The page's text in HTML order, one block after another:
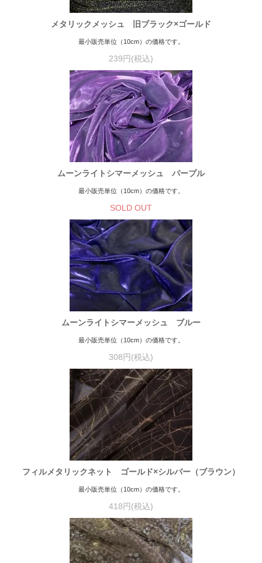
メタリックメッシュ 旧ブラック×ゴールド
最小販売単位（10cm）の価格です。
239円(税込)
ムーンライトシマーメッシュ パープル
最小販売単位（10cm）の価格です。
SOLD OUT
ムーンライトシマーメッシュ ブルー
最小販売単位（10cm）の価格です。
308円(税込)
フィルメタリックネット ゴールド×シルバー（ブラウン）
最小販売単位（10cm）の価格です。
418円(税込)